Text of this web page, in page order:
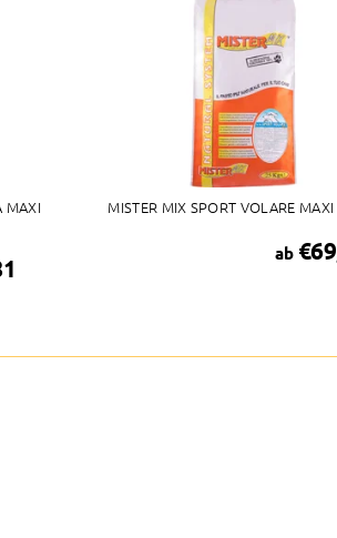
MAXI
MISTER MIX SPORT VOLARE
ab